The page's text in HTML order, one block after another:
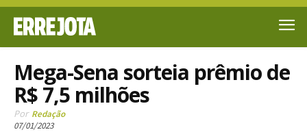
Mega-Sena sorteia prêmio de
R$ 7,5 milhões
Por Redação
07/01/2023